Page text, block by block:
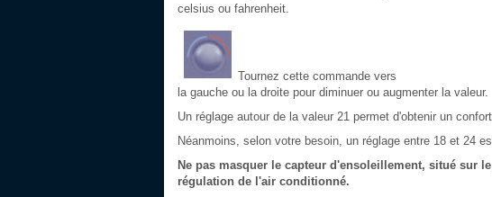
celsius ou fahrenheit.
Tournez cette commande vers
la gauche ou la droite pour diminuer ou augmenter la valeur.
Un réglage autour de la valeur 21 permet d'obtenir un
Néanmoins, selon votre besoin, un réglage entre 18 et 24
Ne pas masquer le capteur d'ensoleillement, situé sur
régulation de l'air conditionné.